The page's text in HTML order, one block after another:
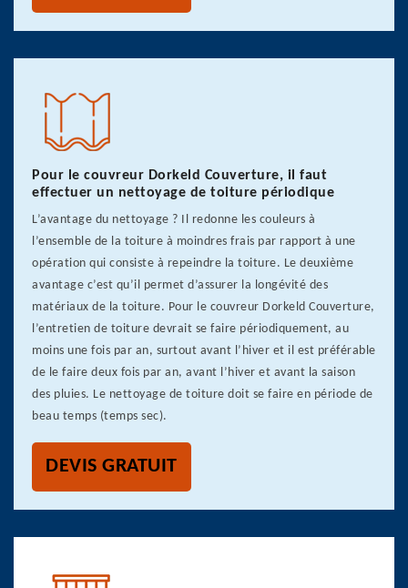
Pour le couvreur Dorkeld Couverture, il faut
effectuer un nettoyage de toiture périodique
L’avantage du nettoyage ? Il redonne les couleurs à
l’ensemble de la toiture à moindres frais par rapport à une
opération qui consiste à repeindre la toiture. Le deuxième
avantage c’est qu’il permet d’assurer la longévité des
matériaux de la toiture. Pour le couvreur Dorkeld Couverture,
l’entretien de toiture devrait se faire périodiquement, au
moins une fois par an, surtout avant l’hiver et il est préférable
de le faire deux fois par an, avant l’hiver et avant la saison
des pluies. Le nettoyage de toiture doit se faire en période de
beau temps (temps sec).
DEVIS GRATUIT